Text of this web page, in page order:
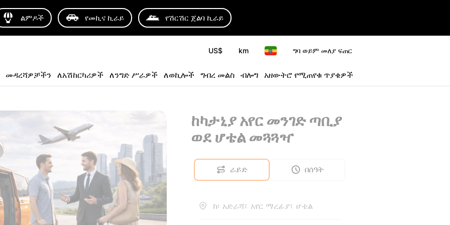
ልምዶች የመኪና ኪራይ የሽርሽር ጀልባ ኪራይ
US$ km ግባ ወይም መለያ ፍጠር
መዳረሻዎቻችን ለአሽከርካሪዎች ለንግድ ሥራዎች ለወኪሎች ግብረ መልስ ብሎግ አዘውትሮ የሚጠየቁ ጥያቄዎች
ከካታኒያ አየር መንገድ ጣቢያ
ወደ ሆቴል መጓጓዣ
ራይድ በሰዓት
ከ፡ አድራሻ፣ አየር ማረፊያ፣ ሆቴል